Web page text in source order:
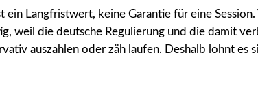
Langfristwert, keine Garantie für eine
weil die deutsche Regulierung und die damit
auszahlen oder zäh laufen. Deshalb lohnt es